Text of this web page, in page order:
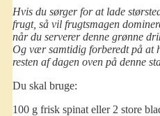
Hvis du sørger for at lade
frugt, så vil frugtsmagen
når du serverer denne grønne
Og vær samtidig forberedt på at
resten af dagen oven på denne
Du skal bruge:
100 g frisk spinat eller 2 store